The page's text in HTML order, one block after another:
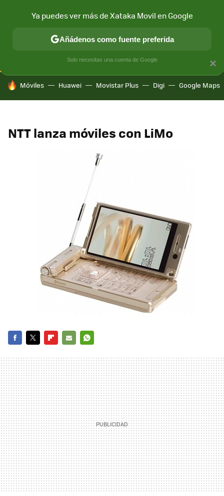
CONECTIVIDAD MÓVIL Y SOCIEDAD APLICACIONES
HOY SE HABLA DE
Móviles Huawei Movistar Plus Digi Google Maps
NTT lanza móviles con LiMo
MAIL
×
Ya puedes ver más de Xataka Movil en Google
Añádenos como fuente preferida
Solo necesitas una cuenta de Google